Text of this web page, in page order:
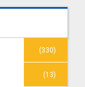
(330)
(13)